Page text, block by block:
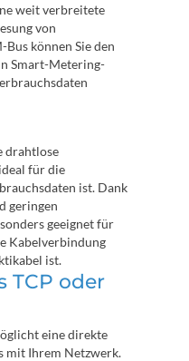
weit verbreitete
von
können Sie den
Smart-Metering-
drahtlose
für die
ist. Dank
geringen
geeignet für
Kabelverbindung
ist.
TCP oder
eine direkte
mit Ihrem Netzwerk.